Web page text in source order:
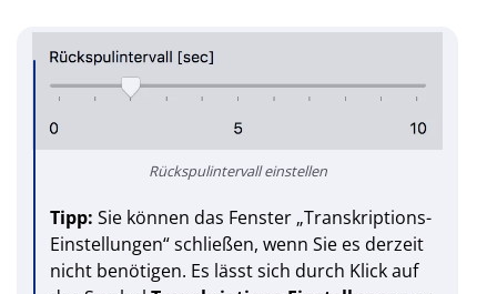
Rückspulintervall einstellen
Tipp: Sie können das Fenster „Transkriptions-
Einstellungen“ schließen, wenn Sie es derzeit
nicht benötigen. Es lässt sich durch Klick auf